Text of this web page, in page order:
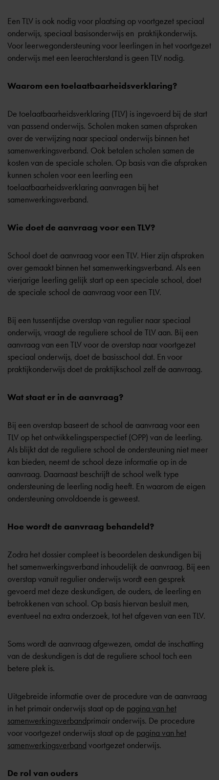
Een TLV is ook nodig voor plaatsing opvoortgezet speciaal
onderwijs, speciaal basisonderwijs en praktijkonderwijs.
Voor leerwegondersteuning voor leerlingen in het voortgezet
onderwijs met een leerachterstand is geen TLV nodig.
Waarom een toelaatbaarheidsverklaring?
De toelaatbaarheidsverklaring (TLV) is ingevoerd bij de start
van passend onderwijs. Scholen maken samen afspraken
over de verwijzing naar speciaal onderwijs binnen het
samenwerkingsverband. Ook betalen scholen samen de
kosten van de speciale scholen. Op basis van die afspraken
kunnen scholen voor een leerling een
toelaatbaarheidsverklaring aanvragen bij het
samenwerkingsverband.
Wie doet de aanvraag voor een TLV?
School doet de aanvraag voor een TLV. Hier zijn afspraken
over gemaakt binnen het samenwerkingsverband. Als een
vierjarige leerling gelijk start op een speciale school, doet
de speciale school de aanvraag voor een TLV.
Bij een tussentijdse overstap van regulier naar speciaal
onderwijs, vraagt de reguliere school de TLV aan. Bij een
aanvraag van een TLV voor de overstap naar voortgezet
speciaal onderwijs, doet de basisschool dat. En voor
praktijkonderwijs doet de praktijkschool zelf de aanvraag.
Wat staat er in de aanvraag?
Bij een overstap baseert de school de aanvraag voor een
TLV op het ontwikkelingsperspectief(OPP) van de leerling.
Als blijkt dat de reguliere school de ondersteuning niet meer
kan bieden, neemt de school deze informatie op in de
aanvraag. Daarnaast beschrijft de school welk type
ondersteuning de leerling nodig heeft. En waarom de eigen
ondersteuning onvoldoende is geweest.
Hoe wordt de aanvraag behandeld?
Zodra het dossier compleet is beoordelen deskundigen bij
het samenwerkingsverband inhoudelijk de aanvraag. Bij een
overstap vanuit regulier onderwijs wordt een gesprek
gevoerd met deze deskundigen, de ouders, de leerling en
betrokkenen van school. Op basis hiervan besluit men,
eventueel na extra onderzoek, tot het afgeven van een TLV.
Soms wordt de aanvraag afgewezen, omdat de inschatting
van de deskundigen is dat de reguliere school toch een
betere plek is.
Uitgebreide informatie over de procedure van de aanvraag
in het primair onderwijs staat op de pagina van het
samenwerkingsverbandprimair onderwijs. De procedure
voor voortgezet onderwijs staat op de pagina van het
samenwerkingsverband voortgezet onderwijs.
De rol van ouders